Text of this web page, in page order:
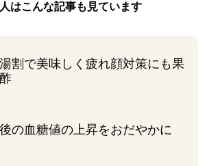
はこんな記事も見ています
割で美味しく 疲れ顔対策にも果
の血糖値の上昇をおだやかに